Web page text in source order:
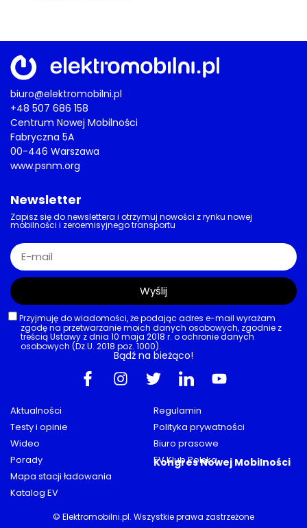
biuro@elektromobilni.pl
+48 507 686 158
Centrum Nowej Mobilności
Fabryczna 5A
00-446 Warszawa
www.psnm.org
Aktualności
Testy i opinie
Wideo
Porady
Mapa stacji ładowania
Katalog EV
Regulamin
Polityka prywatności
Biuro prasowe
EV Klub Polska
Kongres Nowej Mobilności
Newsletter
Zapisz się do newslettera i otrzymuj nowości z rynku nowej
mobilności i zeroemisyjnego transportu
Przyjmuję do wiadomości, że podając adres e-mail wyrażam
zgodę na przetwarzanie moich danych osobowych, zgodnie z
treścią Ustawy z dnia 10 maja 2018 r. o ochronie danych
osobowych (Dz.U. 2018 poz. 1000).
Wyślij
Bądź na bieżąco!
© Elektromobilni.pl. Wszystkie prawa zastrzeżone